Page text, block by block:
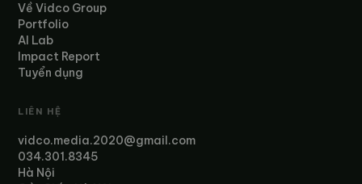
Về Vidco Group
Portfolio
AI Lab
Impact Report
Tuyển dụng
LIÊN HỆ
vidco.media.2020@gmail.com
034.301.8345
Hà Nội